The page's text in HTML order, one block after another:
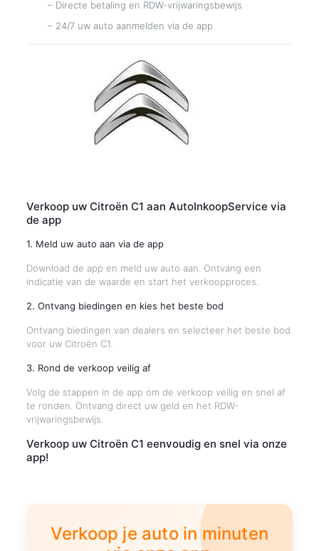
– Directe betaling en RDW-vrijwaringsbewijs
– 24/7 uw auto aanmelden via de app
Verkoop uw Citroën C1 aan AutoInkoopService via
de app
1. Meld uw auto aan via de app
Download de app en meld uw auto aan. Ontvang een
indicatie van de waarde en start het verkoopproces.
2. Ontvang biedingen en kies het beste bod
Ontvang biedingen van dealers en selecteer het beste bod
voor uw Citroën C1.
3. Rond de verkoop veilig af
Volg de stappen in de app om de verkoop veilig en snel af
te ronden. Ontvang direct uw geld en het RDW-
vrijwaringsbewijs.
Verkoop uw Citroën C1 eenvoudig en snel via onze
app!
Verkoop je auto in minuten